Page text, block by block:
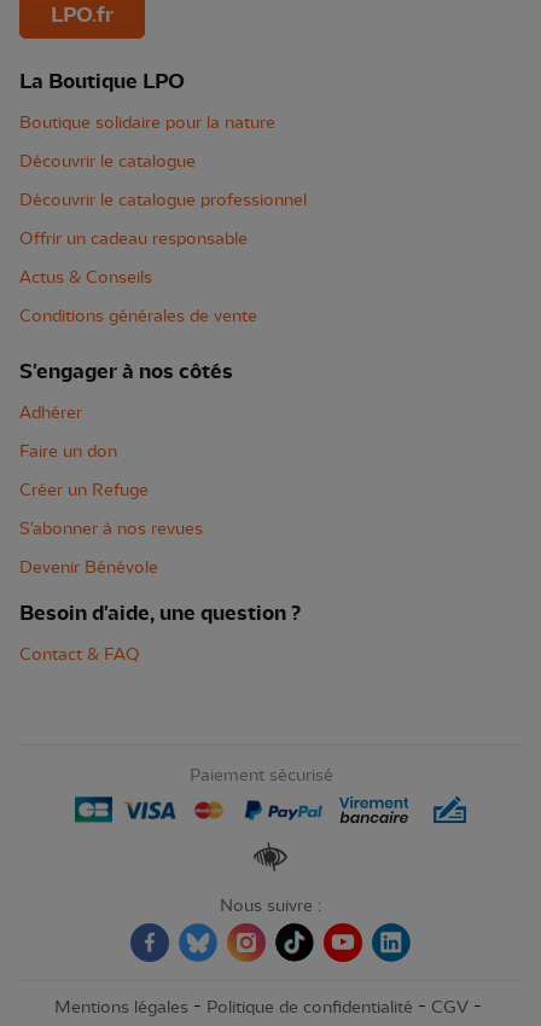
LPO.fr
La Boutique LPO
Boutique solidaire pour la nature
Découvrir le catalogue
Découvrir le catalogue professionnel
Offrir un cadeau responsable
Actus & Conseils
Conditions générales de vente
S'engager à nos côtés
Adhérer
Faire un don
Créer un Refuge
S'abonner à nos revues
Devenir Bénévole
Besoin d'aide, une question ?
Contact & FAQ
Paiement sécurisé
Renforcer les contrastes
Nous suivre :
Mentions légales - Politique de confidentialité - CGV -